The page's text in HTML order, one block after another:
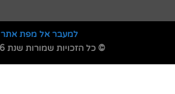
למעבר אל מפת אתר
© כל הזכויות שמורות שנת 2026 ©